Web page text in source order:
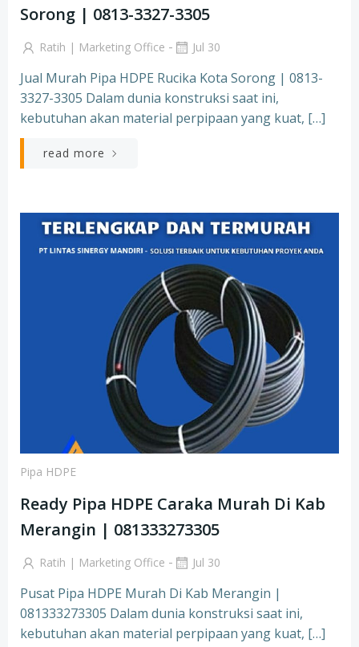
Sorong | 0813-3327-3305
Ratih | Marketing Office - Jul 30
Jual Murah Pipa HDPE Rucika Kota Sorong | 0813-
3327-3305 Dalam dunia konstruksi saat ini,
kebutuhan akan material perpipaan yang kuat, […]
read more
Pipa HDPE
Ready Pipa HDPE Caraka Murah Di Kab
Merangin | 081333273305
Ratih | Marketing Office - Jul 30
Pusat Pipa HDPE Murah Di Kab Merangin |
081333273305 Dalam dunia konstruksi saat ini,
kebutuhan akan material perpipaan yang kuat, […]